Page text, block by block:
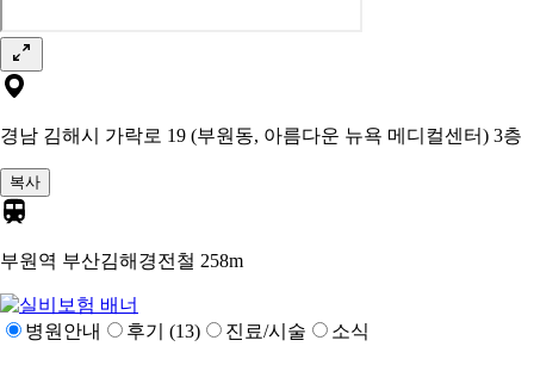
경남 김해시 가락로 19 (부원동, 아름다운 뉴욕 메디컬센터) 3층
복사
부원역 부산김해경전철 258m
병원안내 후기 (13) 진료/시술 소식